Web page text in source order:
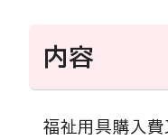
内容
福祉用具購入費